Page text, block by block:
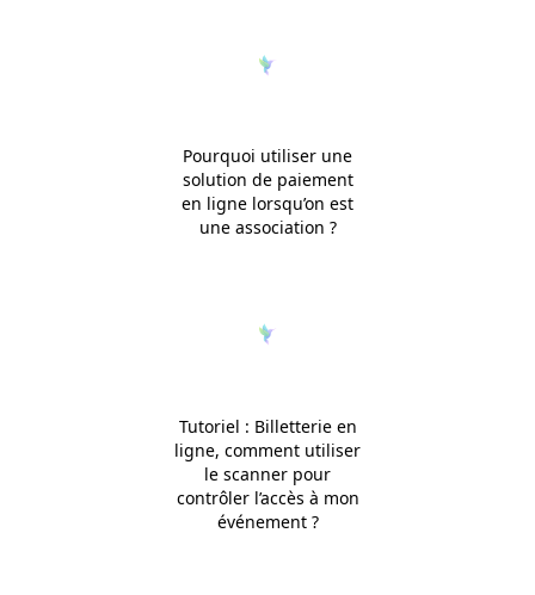
Pourquoi utiliser une
solution de paiement
en ligne lorsqu’on est
une association ?
Tutoriel : Billetterie en
ligne, comment utiliser
le scanner pour
contrôler l’accès à mon
événement ?